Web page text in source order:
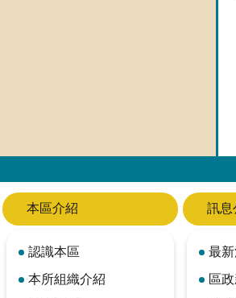
本區介紹
認識本區
本所組織介紹
訊息
最
區